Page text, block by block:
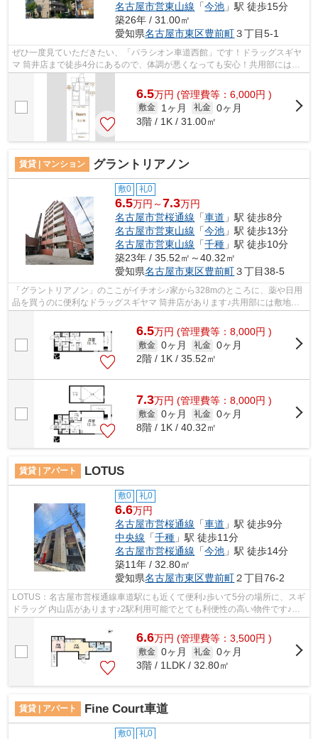
名古屋市営東山線 「今池 」駅 徒歩15分
築26年 / 31.00㎡
愛知県名古屋市東区豊前町３丁目5-1
ぜひ一度見ていただきたい、「パラシオン車道西館」です！ドラッグスギヤ
マ 筒井店まで徒歩4分にあるので、体調が悪くなっても安心！共用部には敷
地内ごみ置き場・エレベータなどが備...
6.5万円 (管理費等：6,000円 )
敷金 1ヶ月 礼金 0ヶ月
3階 / 1K / 31.00㎡
賃貸 | マンション グラントリアノン
敷0 礼0
6.5万円～7.3万円
名古屋市営桜通線 「車道 」駅 徒歩8分
名古屋市営東山線 「今池 」駅 徒歩13分
名古屋市営東山線 「千種 」駅 徒歩10分
築23年 / 35.52㎡～40.32㎡
愛知県名古屋市東区豊前町３丁目38-5
「グラントリアノン」のここがイチオシ♪家から328mのところに、薬や日用
品を買うのに便利なドラッグスギヤマ 筒井店があります♪共用部には敷地内
6.5万円 (管理費等：8,000円 )
敷金 0ヶ月 礼金 0ヶ月
2階 / 1K / 35.52㎡
7.3万円 (管理費等：8,000円 )
敷金 0ヶ月 礼金 0ヶ月
8階 / 1K / 40.32㎡
賃貸 | アパート LOTUS
敷0 礼0
6.6万円
名古屋市営桜通線 「車道 」駅 徒歩9分
中央線 「千種 」駅 徒歩11分
名古屋市営桜通線 「今池 」駅 徒歩14分
築11年 / 32.80㎡
愛知県名古屋市東区豊前町２丁目76-2
LOTUS：名古屋市営桜通線車道駅にも近くて便利♪歩いて5分の場所に、スギ
ドラッグ 内山店があります♪2駅利用可能でとても利便性の高い物件です♪場
所が平坦なのは、ランニングをする上で...
6.6万円 (管理費等：3,500円 )
敷金 0ヶ月 礼金 0ヶ月
3階 / 1LDK / 32.80㎡
賃貸 | アパート Fine Court車道
敷0 礼0